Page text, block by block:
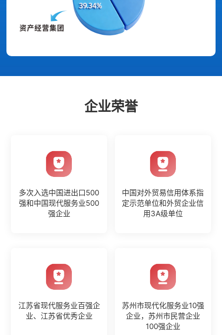
企业荣誉
多次入选中国进出口500
强和中国现代服务业500
强企业
中国对外贸易信用体系指
定示范单位和外贸企业信
用3A级单位
江苏省现代服务业百强企
业、江苏省优秀企业
苏州市现代化服务业10强
企业，苏州市民营企业
100强企业